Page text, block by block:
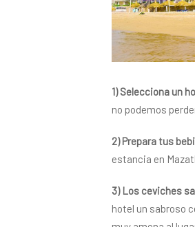
1) Selecciona un
no podemos
2) Prepara tus
estancia en
3) Los ceviches
hotel un sabroso